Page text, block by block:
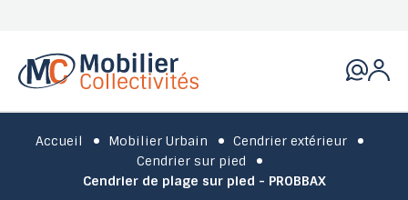
Accueil Mobilier Urbain
Cendrier extérieur
Cendrier sur pied
Cendrier de plage sur pied - PROBBAX